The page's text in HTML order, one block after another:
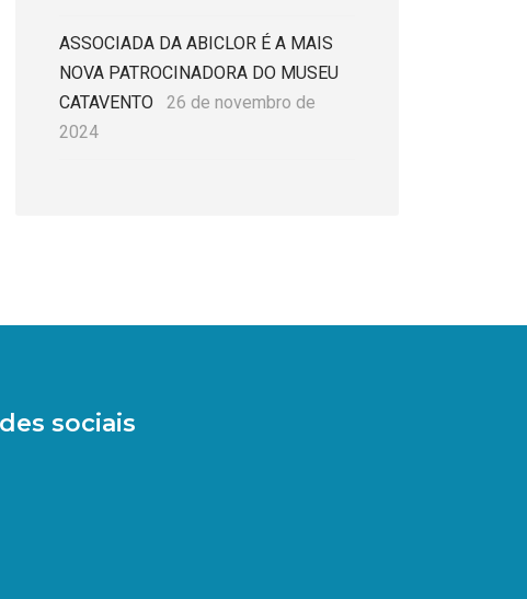
ASSOCIADA DA ABICLOR É A MAIS
NOVA PATROCINADORA DO MUSEU
CATAVENTO
26 de novembro de
2024
sociais